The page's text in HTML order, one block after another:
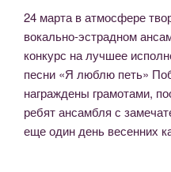
24 марта в атмосфере
вокально-эстрадном
конкурс на лучшее
песни «Я люблю петь»
награждены грамотами,
ребят ансамбля с
еще один день весенних